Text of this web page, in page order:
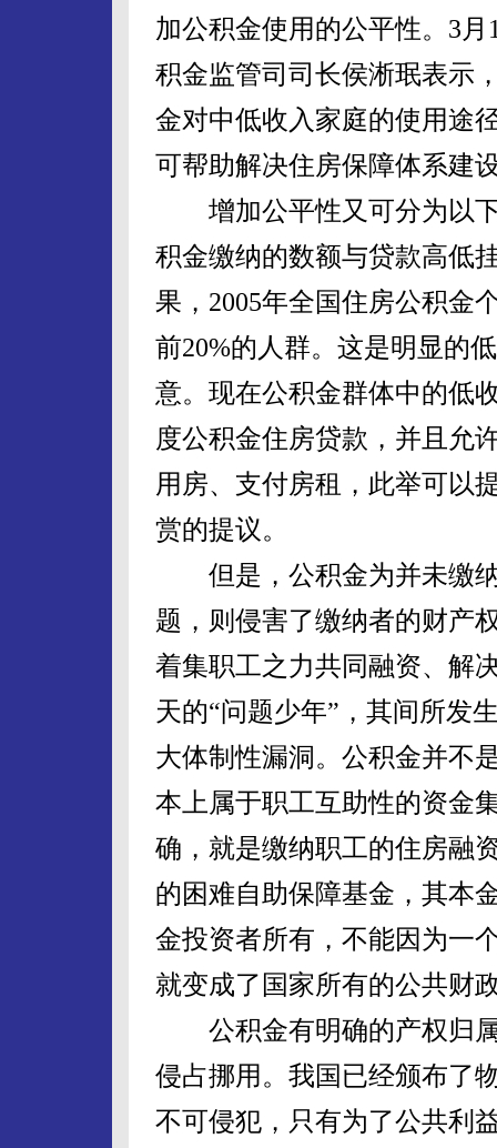
加公积金使用的公平性。3
积金监管司司长侯淅珉表示
金对中低收入家庭的使用途
可帮助解决住房保障体系建
增加公平性又可分为以下
积金缴纳的数额与贷款高低
果，2005年全国住房公积金
前20%的人群。这是明显的
意。现在公积金群体中的低
度公积金住房贷款，并且允
用房、支付房租，此举可以
赏的提议。
但是，公积金为并未缴纳
题，则侵害了缴纳者的财产
着集职工之力共同融资、解
天的“问题少年”，其间所发
大体制性漏洞。公积金并不
本上属于职工互助性的资金
确，就是缴纳职工的住房融
的困难自助保障基金，其本
金投资者所有，不能因为一
就变成了国家所有的公共财
公积金有明确的产权归属
侵占挪用。我国已经颁布了
不可侵犯，只有为了公共利